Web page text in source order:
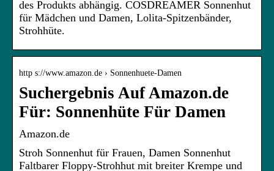
des Produkts abhängig. COSDREAMER Sonnenhut
für Mädchen und Damen, Lolita-Spitzenbänder,
Strohhüte.
http s://www.amazon.de › Sonnenhuete-Damen
Suchergebnis Auf Amazon.de
Für: Sonnenhüte Für Damen
Amazon.de
Stroh Sonnenhut für Frauen, Damen Sonnenhut
Faltbarer Floppy-Strohhut mit breiter Krempe und